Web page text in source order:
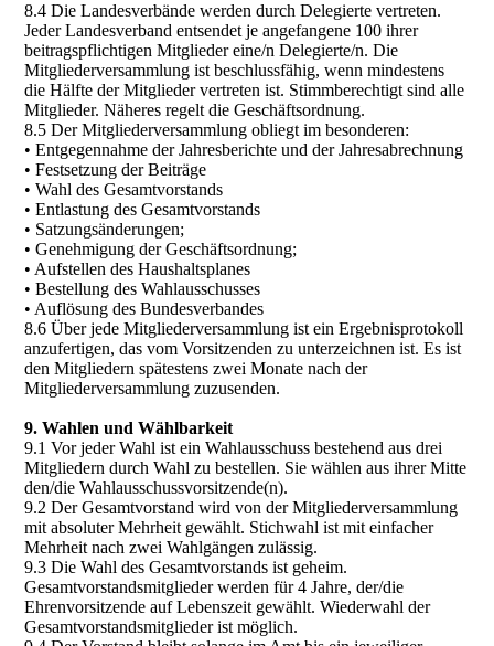
8.4 Die Landesverbände werden durch Delegierte vertreten.
Jeder Landesverband entsendet je angefangene 100 ihrer
beitragspflichtigen Mitglieder eine/n Delegierte/n. Die
Mitgliederversammlung ist beschlussfähig, wenn mindestens
die Hälfte der Mitglieder vertreten ist. Stimmberechtigt sind alle
Mitglieder. Näheres regelt die Geschäftsordnung.
8.5 Der Mitgliederversammlung obliegt im besonderen:
• Entgegennahme der Jahresberichte und der Jahresabrechnung
• Festsetzung der Beiträge
• Wahl des Gesamtvorstands
• Entlastung des Gesamtvorstands
• Satzungsänderungen;
• Genehmigung der Geschäftsordnung;
• Aufstellen des Haushaltsplanes
• Bestellung des Wahlausschusses
• Auflösung des Bundesverbandes
8.6 Über jede Mitgliederversammlung ist ein Ergebnisprotokoll
anzufertigen, das vom Vorsitzenden zu unterzeichnen ist. Es ist
den Mitgliedern spätestens zwei Monate nach der
Mitgliederversammlung zuzusenden.
9. Wahlen und Wählbarkeit
9.1 Vor jeder Wahl ist ein Wahlausschuss bestehend aus drei
Mitgliedern durch Wahl zu bestellen. Sie wählen aus ihrer Mitte
den/die Wahlausschussvorsitzende(n).
9.2 Der Gesamtvorstand wird von der Mitgliederversammlung
mit absoluter Mehrheit gewählt. Stichwahl ist mit einfacher
Mehrheit nach zwei Wahlgängen zulässig.
9.3 Die Wahl des Gesamtvorstands ist geheim.
Gesamtvorstandsmitglieder werden für 4 Jahre, der/die
Ehrenvorsitzende auf Lebenszeit gewählt. Wiederwahl der
Gesamtvorstandsmitglieder ist möglich.